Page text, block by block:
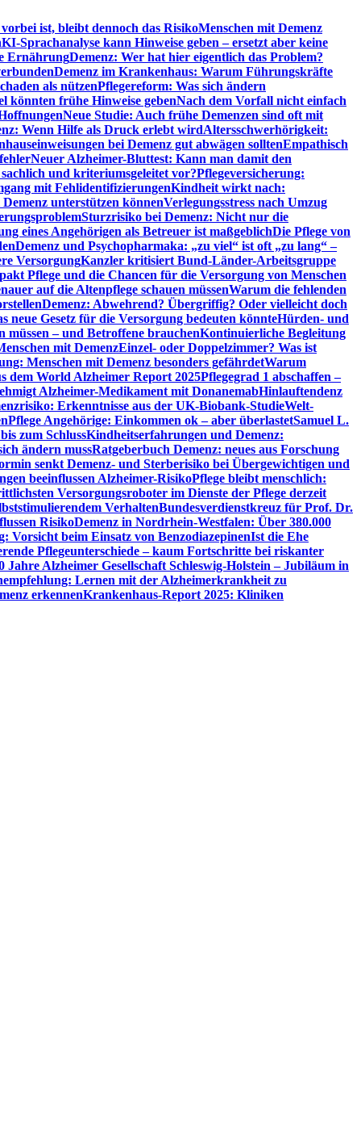
ist, bleibt dennoch das RisikoMenschen mit Demenz
KI-Sprachanalyse kann Hinweise geben – ersetzt aber keine
ErnährungDemenz: Wer hat hier eigentlich das Problem?
Demenz im Krankenhaus: Warum Führungskräfte
als nützenPflegereform: Was sich ändern
könnten frühe Hinweise gebenNach dem Vorfall nicht einfach
Neue Studie: Auch frühe Demenzen sind oft mit
Wenn Hilfe als Druck erlebt wirdAltersschwerhörigkeit:
bei Demenz gut abwägen solltenEmpathisch
Neuer Alzheimer-Bluttest: Kann man damit den
und kriteriumsgeleitet vor?Pflegeversicherung:
mit FehlidentifizierungenKindheit wirkt nach:
unterstützen könnenVerlegungsstress nach Umzug
Sturzrisiko bei Demenz: Nicht nur die
eines Angehörigen als Betreuer ist maßgeblichDie Pflege von
Demenz und Psychopharmaka: „zu viel“ ist oft „zu lang“ –
VersorgungKanzler kritisiert Bund-Länder-Arbeitsgruppe
Pflege und die Chancen für die Versorgung von Menschen
auf die Altenpflege schauen müssenWarum die fehlenden
Demenz: Abwehrend? Übergriffig? Oder vielleicht doch
neue Gesetz für die Versorgung bedeuten könnteHürden- und
– und Betroffene brauchenKontinuierliche Begleitung
mit DemenzEinzel- oder Doppelzimmer? Was ist
Menschen mit Demenz besonders gefährdetWarum
dem World Alzheimer Report 2025Pflegegrad 1 abschaffen –
Alzheimer-Medikament mit DonanemabHinlauftendenz
Erkenntnisse aus der UK-Biobank-StudieWelt-
Pflege Angehörige: Einkommen ok – aber überlastetSamuel L.
zum SchlussKindheitserfahrungen und Demenz:
ändern mussRatgeberbuch Demenz: neues aus Forschung
senkt Demenz- und Sterberisiko bei Übergewichtigen und
beeinflussen Alzheimer-RisikoPflege bleibt menschlich:
Versorgungsroboter im Dienste der Pflege derzeit
VerhaltenBundesverdienstkreuz für Prof. Dr.
RisikoDemenz in Nordrhein-Westfalen: Über 380.000
Vorsicht beim Einsatz von BenzodiazepinenIst die Ehe
Pflegeunterschiede – kaum Fortschritte bei riskanter
Jahre Alzheimer Gesellschaft Schleswig-Holstein – Jubiläum in
Lernen mit der Alzheimerkrankheit zu
erkennenKrankenhaus-Report 2025: Kliniken